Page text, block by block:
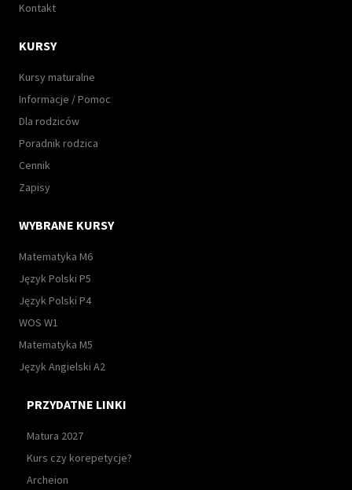
Kontakt
KURSY
Kursy maturalne
Informacje / Pomoc
Dla rodziców
Poradnik rodzica
Cennik
Zapisy
WYBRANE KURSY
Matematyka M6
Język Polski P5
Język Polski P4
WOS W1
Matematyka M5
Język Angielski A2
PRZYDATNE LINKI
Matura 2027
Kurs czy korepetycje?
Archeion